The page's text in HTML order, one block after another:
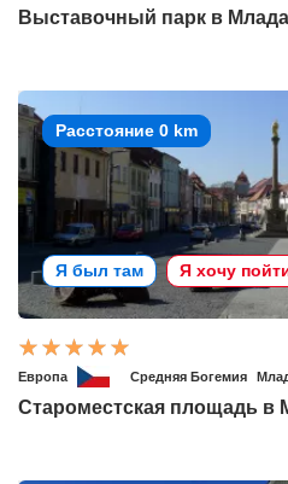
Выставочный парк в
Расстояние 0 km
Я был там Я хочу
Европа Средняя Богемия
Староместская площадь в